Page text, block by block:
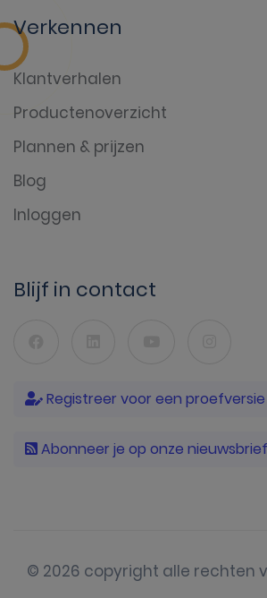
Verkennen
Klantverhalen
Productenoverzicht
Plannen & prijzen
Blog
Inloggen
Blijf in contact
Registreer voor een proefversie
Abonneer je op onze nieuwsbrief
© 2026 copyright alle rechten